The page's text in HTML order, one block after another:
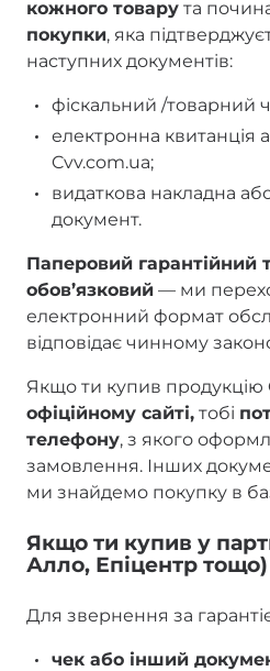
кожного товару та
покупки, яка
наступних документів:
фіскальний /товарний
електронна квитанція
Cvv.com.ua;
видаткова накладна
документ.
Паперовий гарантійний
обов’язковий — ми
електронний формат
відповідає чинному
Якщо ти купив продукцію
офіційному сайті, тобі
телефону, з якого
замовлення. Інших
ми знайдемо покупку в
Якщо ти купив у
Алло, Епіцентр тощо)
Для звернення за
чек або інший